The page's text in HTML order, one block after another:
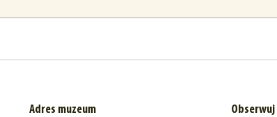
Adres muzeum